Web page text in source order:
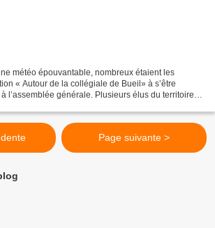
météo épouvantable, nombreux étaient les
« Autour de la collégiale de Bueil» à s’être
l’assemblée générale. Plusieurs élus du territoire y
Page suivante >